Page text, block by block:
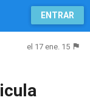
ENTRAR
el 17 ene. 15